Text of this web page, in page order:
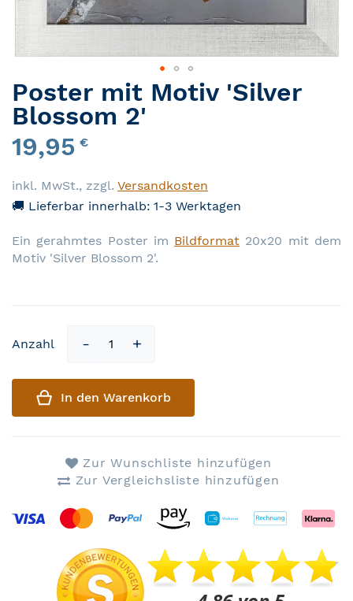
Poster mit Motiv 'Silver
Blossom 2'
19,95€
inkl. MwSt., zzgl. Versandkosten
🚚 Lieferbar innerhalb: 1-3 Werktagen
Ein gerahmtes Poster im Bildformat 20x20 mit dem
Motiv 'Silver Blossom 2'.
Anzahl
In den Warenkorb
Zur Wunschliste hinzufügen
Zur Vergleichsliste hinzufügen
Zum Anfang der Bildergalerie springen